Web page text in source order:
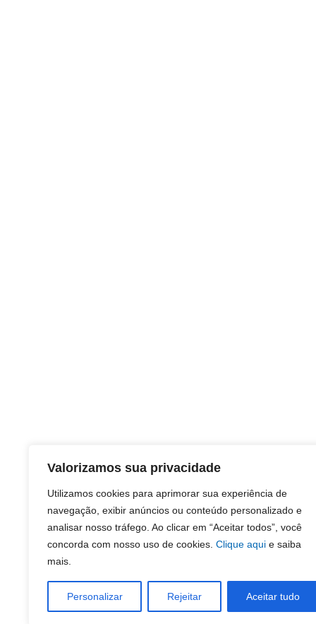
Valorizamos sua privacidade
Utilizamos cookies para aprimorar sua experiência de
navegação, exibir anúncios ou conteúdo personalizado e
analisar nosso tráfego. Ao clicar em “Aceitar todos”, você
concorda com nosso uso de cookies. Clique aqui e saiba
mais.
Personalizar Rejeitar Aceitar tudo